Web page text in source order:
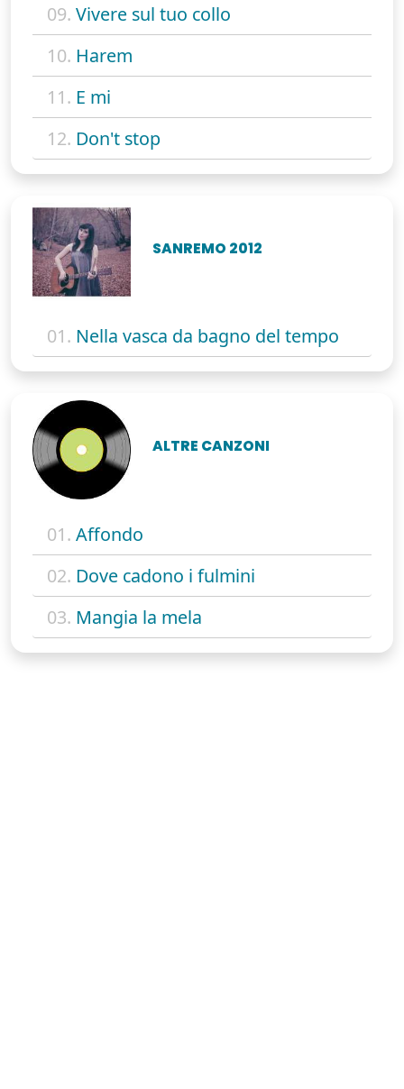
09. Vivere sul tuo collo
10. Harem
11. E mi
12. Don't stop
SANREMO 2012
01. Nella vasca da bagno del tempo
ALTRE CANZONI
01. Affondo
02. Dove cadono i fulmini
03. Mangia la mela